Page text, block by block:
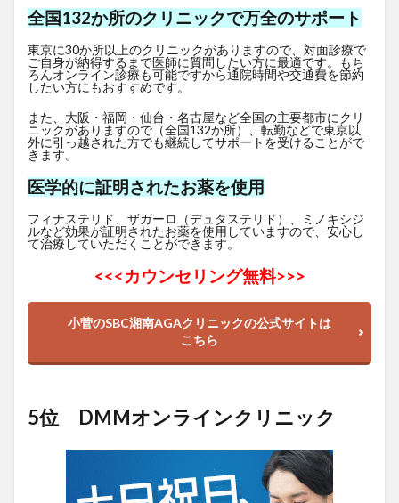
全国132か所のクリニックで万全のサポート
東京に30か所以上のクリニックがありますので、対面診療で
ご自身が納得するまで医師に質問したい方に最適です。もち
ろんオンライン診療も可能ですから通院時間や交通費を節約
したい方にもおすすめです。
また、大阪・福岡・仙台・名古屋など全国の主要都市にクリ
ニックがありますので（全国132か所）、転勤などで東京以
外に引っ越された方でも継続してサポートを受けることがで
きます。
医学的に証明されたお薬を使用
フィナステリド、ザガーロ（デュタステリド）、ミノキシジ
ルなど効果が証明されたお薬を使用していますので、安心し
て治療していただくことができます。
<<<カウンセリング無料>>>
小菅のSBC湘南AGAクリニックの公式サイトは
こちら
5位 DMMオンラインクリニック